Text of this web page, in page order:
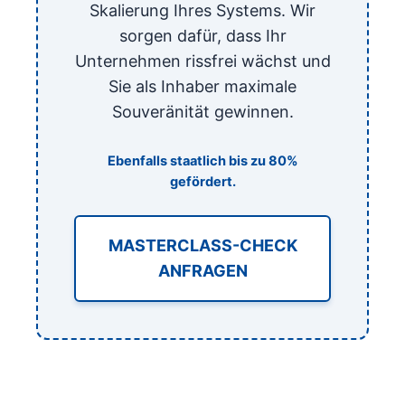
wirtschaftliche Souveränität entsteht.
Skalierung Ihres Systems. Wir
sorgen dafür, dass Ihr
Unternehmen rissfrei wächst und
Sie als Inhaber maximale
Souveränität gewinnen.
Ebenfalls staatlich bis zu 80%
gefördert.
MASTERCLASS-CHECK
ANFRAGEN